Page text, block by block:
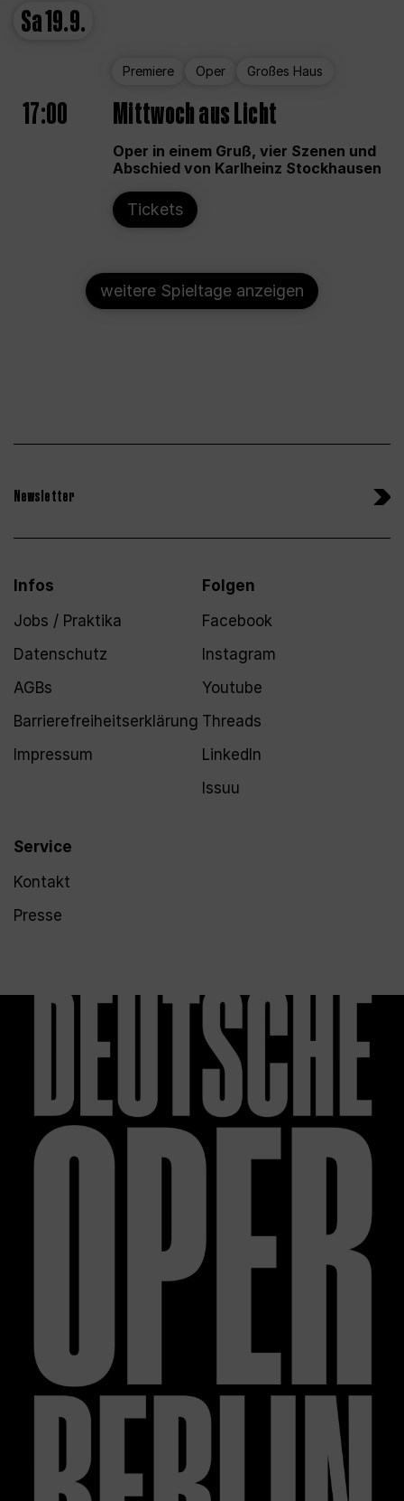
Sa19.9.
Premiere Oper Großes Haus
17:00 Mittwoch aus Licht
Oper in einem Gruß, vier Szenen und
Abschied von Karlheinz Stockhausen
Tickets
weitere Spieltage anzeigen
Newsletter
Infos
Jobs / Praktika
Datenschutz
AGBs
Barrierefreiheitserklärung
Impressum
Service
Kontakt
Presse
Folgen
Facebook
Instagram
Youtube
Threads
LinkedIn
Issuu